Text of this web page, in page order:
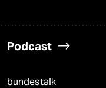
Podcast
bundestalk